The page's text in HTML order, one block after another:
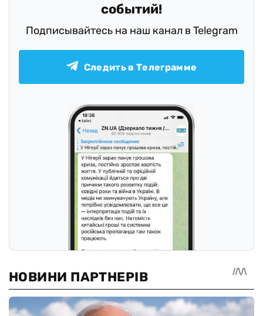
событий!
Подписывайтесь на наш канал в Telegram
Следить в Телеграмме